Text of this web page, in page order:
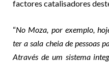
factores catalisadores
“No Moza, por exemplo,
ter a sala cheia de pessoas
Através de um sistema